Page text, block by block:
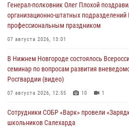
Генерал-полковник Олег Плохой
организационно-штатных подразделений
профессиональным праздником
07 августа 2026, 13:01
В Нижнем Новгороде состоялось
семинар по вопросам развития
Росгвардии (видео)
07 августа 2026, 12:55 10 1
Сотрудники СОБР «Варк» провели
школьников Салехарда